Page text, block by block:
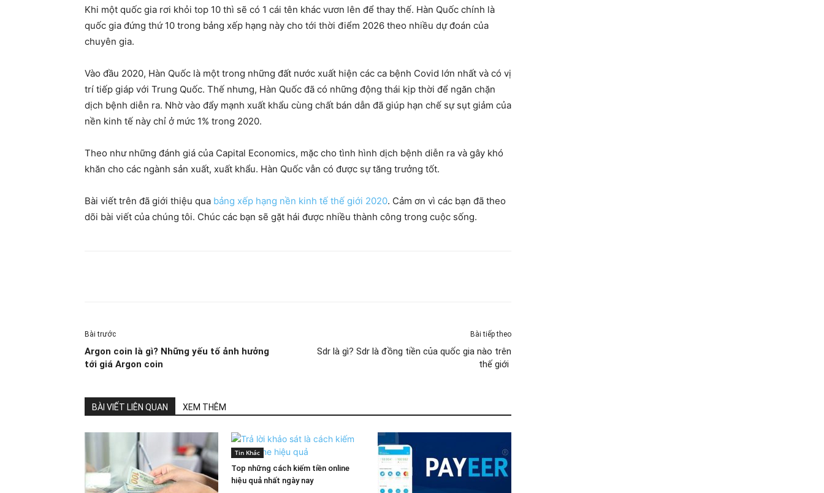
Khi một quốc gia rơi khỏi top 10 thì sẽ có 1 cái tên khác vươn lên để thay thế. Hàn Quốc chính là
quốc gia đứng thứ 10 trong bảng xếp hạng này cho tới thời điểm 2026 theo nhiều dự đoán của
chuyên gia.
Vào đầu 2020, Hàn Quốc là một trong những đất nước xuất hiện các ca bệnh Covid lớn nhất và có vị
trí tiếp giáp với Trung Quốc. Thế nhưng, Hàn Quốc đã có những động thái kịp thời để ngăn chặn
dịch bệnh diễn ra. Nhờ vào đẩy mạnh xuất khẩu cùng chất bán dẫn đã giúp hạn chế sự sụt giảm của
nền kinh tế này chỉ ở mức 1% trong 2020.
Theo như những đánh giá của Capital Economics, mặc cho tình hình dịch bệnh diễn ra và gây khó
khăn cho các ngành sản xuất, xuất khẩu. Hàn Quốc vẫn có được sự tăng trưởng tốt.
Bài viết trên đã giới thiệu qua bảng xếp hạng nền kinh tế thế giới 2020. Cảm ơn vì các bạn đã theo
dõi bài viết của chúng tôi. Chúc các bạn sẽ gặt hái được nhiều thành công trong cuộc sống.
Bài trước
Argon coin là gì? Những yếu tố ảnh hưởng
tới giá Argon coin
Bài tiếp theo
Sdr là gì? Sdr là đồng tiền của quốc gia nào trên
thế giới
BÀI VIẾT LIÊN QUAN XEM THÊM
Tin Khác
Top những cách kiếm tiền online
hiệu quả nhất ngày nay